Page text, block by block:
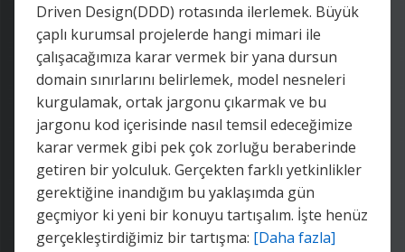
Driven Design(DDD) rotasında ilerlemek. Büyük
çaplı kurumsal projelerde hangi mimari ile
çalışacağımıza karar vermek bir yana dursun
domain sınırlarını belirlemek, model nesneleri
kurgulamak, ortak jargonu çıkarmak ve bu
jargonu kod içerisinde nasıl temsil edeceğimize
karar vermek gibi pek çok zorluğu beraberinde
getiren bir yolculuk. Gerçekten farklı yetkinlikler
gerektiğine inandığım bu yaklaşımda gün
geçmiyor ki yeni bir konuyu tartışalım. İşte henüz
gerçekleştirdiğimiz bir tartışma: [Daha fazla]